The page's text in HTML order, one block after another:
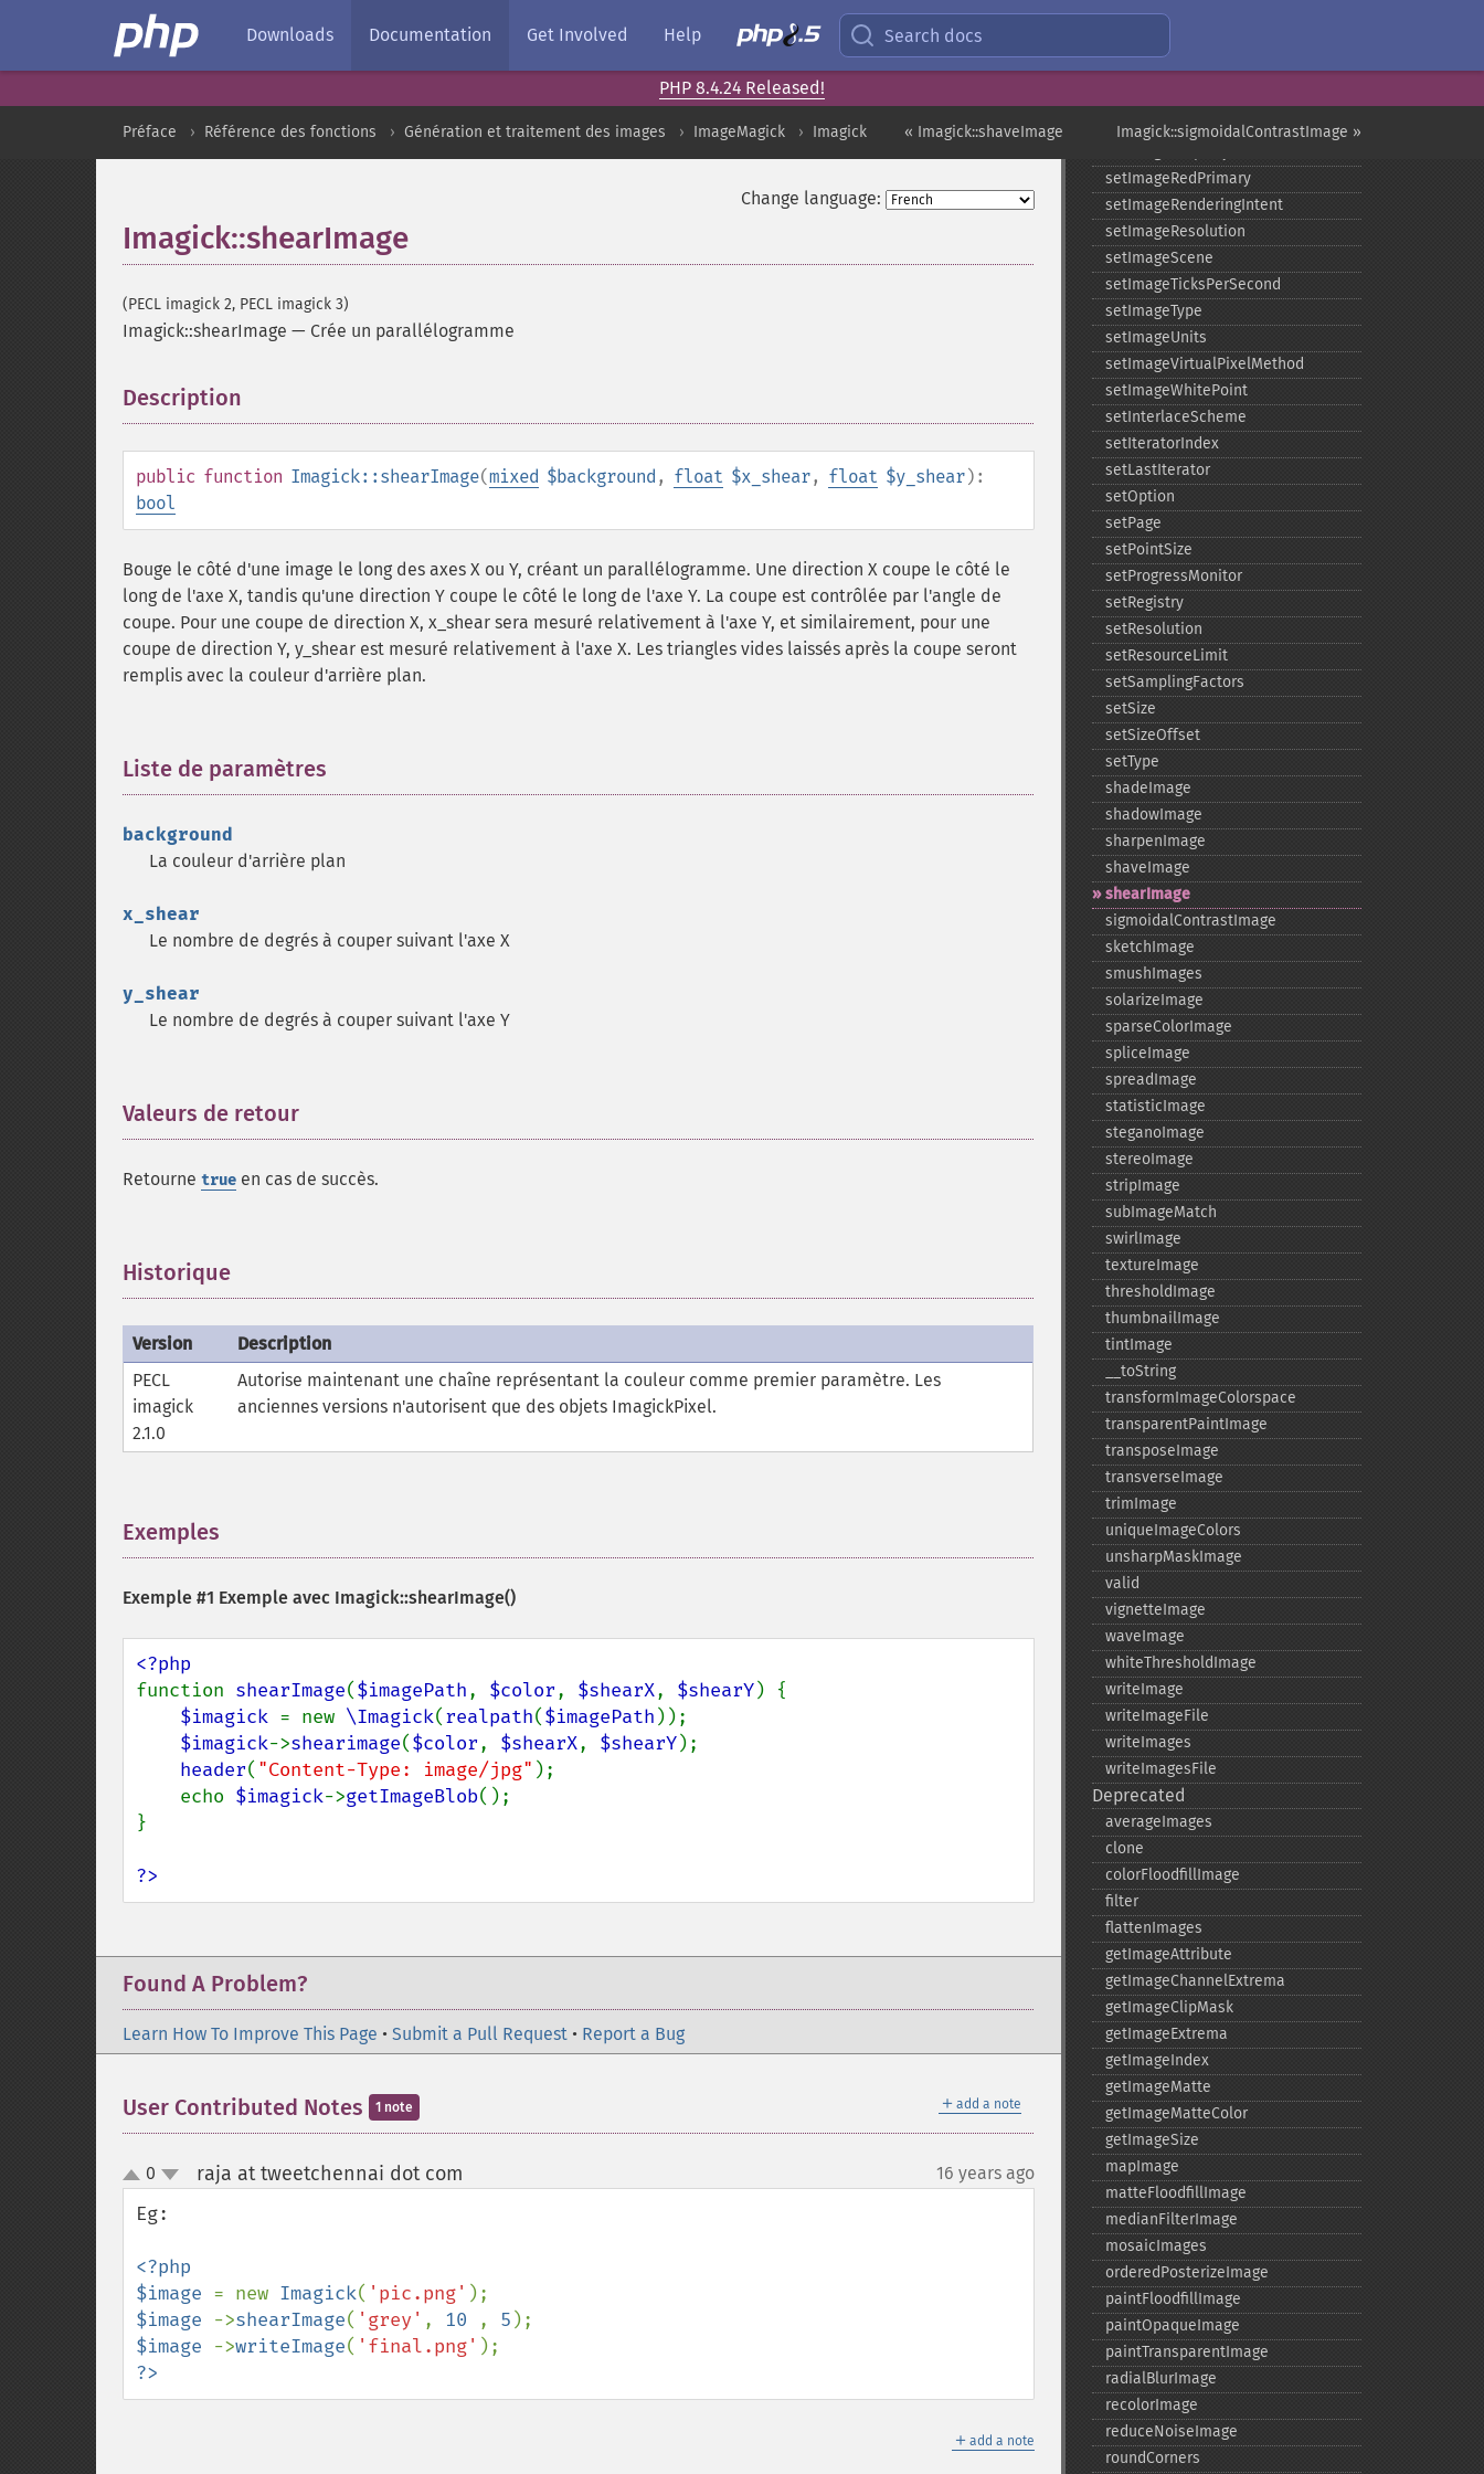
Downloads Documentation Get Involved Help Search docs
PHP 8.4.24 Released!
Imagick::sigmoidalContrastImage »
« Imagick::shaveImage
Préface Référence des fonctions Génération et traitement des images ImageMagick Imagick
Change language:
Imagick::shearImage
(PECL imagick 2, PECL imagick 3)
Imagick::shearImage — Crée un parallélogramme
Description
public function Imagick::shearImage(mixed $background , float $x_shear, float $y_shear):
bool
Bouge le côté d'une image le long des axes X ou Y, créant un parallélogramme. Une direction X coupe le côté le
long de l'axe X, tandis qu'une direction Y coupe le côté le long de l'axe Y. La coupe est contrôlée par l'angle de
coupe. Pour une coupe de direction X, x_shear sera mesuré relativement à l'axe Y, et similairement, pour une
coupe de direction Y, y_shear est mesuré relativement à l'axe X. Les triangles vides laissés après la coupe seront
remplis avec la couleur d'arrière plan.
Liste de paramètres
background
La couleur d'arrière plan
x_shear
Le nombre de degrés à couper suivant l'axe X
y_shear
Le nombre de degrés à couper suivant l'axe Y
Valeurs de retour
Retourne true en cas de succès.
Historique
Version
Description
PECL
imagick
2.1.0
Autorise maintenant une chaîne représentant la couleur comme premier paramètre. Les
anciennes versions n'autorisent que des objets ImagickPixel.
Exemples
Exemple #1 Exemple avec Imagick::shearImage()
function shearImage($imagePath, $color, $shearX, $shearY) {
$imagick = new \Imagick(realpath($imagePath ));
$imagick->shearimage($color, $shearX, $shearY);
header( "Content-Type: image/jpg" );
    echo
$imagick->getImageBlob();
}
?>
Found A Problem?
Learn How To Improve This Page • Submit a Pull Request • Report a Bug
＋ add a note
User Contributed Notes 1 note
up
down
0 raja at tweetchennai dot com 16 years ago
Eg:
<?php
$image = new Imagick( 'pic.png'
$image ->shearImage( 'grey' , 10 , 5
$image ->writeImage( 'final.png'
?>
＋ add a note
setImageIterations
setImageOrientation
setImageProfile
setImageRedPrimary
setImageRenderingIntent
setImageResolution
setImageScene
setImageTicksPerSecond
setImageType
setImageUnits
setImageVirtualPixelMethod
setImageWhitePoint
setInterlaceScheme
setIteratorIndex
setLastIterator
setOption
setPage
setPointSize
setProgressMonitor
setRegistry
setResolution
setResourceLimit
setSamplingFactors
setSize
setSizeOffset
setType
shadeImage
shadowImage
sharpenImage
shaveImage
shearImage
sigmoidalContrastImage
sketchImage
smushImages
solarizeImage
sparseColorImage
spliceImage
spreadImage
statisticImage
steganoImage
stereoImage
stripImage
subImageMatch
swirlImage
textureImage
thresholdImage
thumbnailImage
tintImage
_​_​toString
transformImageColorspace
transparentPaintImage
transposeImage
transverseImage
trimImage
uniqueImageColors
unsharpMaskImage
valid
vignetteImage
waveImage
whiteThresholdImage
writeImage
writeImageFile
writeImages
writeImagesFile
Deprecated
averageImages
clone
colorFloodfillImage
filter
flattenImages
getImageAttribute
getImageChannelExtrema
getImageClipMask
getImageExtrema
getImageIndex
getImageMatte
getImageMatteColor
getImageSize
mapImage
matteFloodfillImage
medianFilterImage
mosaicImages
orderedPosterizeImage
paintFloodfillImage
paintOpaqueImage
paintTransparentImage
radialBlurImage
recolorImage
reduceNoiseImage
roundCorners